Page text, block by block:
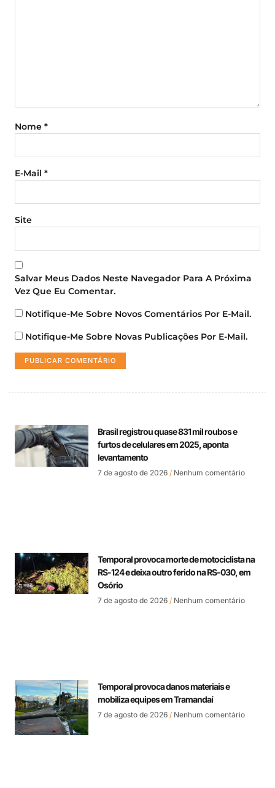
Nome *
E-Mail *
Site
Salvar Meus Dados Neste Navegador Para A Próxima
Vez Que Eu Comentar.
Notifique-Me Sobre Novos Comentários Por E-Mail.
Notifique-Me Sobre Novas Publicações Por E-Mail.
Brasil registrou quase 831 mil roubos e
furtos de celulares em 2025, aponta
levantamento
7 de agosto de 2026 Nenhum comentário
Temporal provoca morte de motociclista na
RS-124 e deixa outro ferido na RS-030, em
Osório
7 de agosto de 2026 Nenhum comentário
Temporal provoca danos materiais e
mobiliza equipes em Tramandaí
7 de agosto de 2026 Nenhum comentário